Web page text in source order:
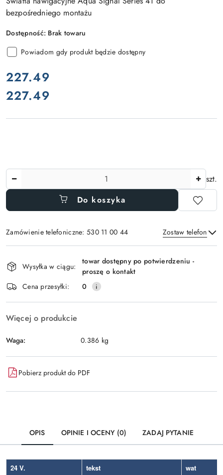
bezpośredniego montażu
Dostępność: Brak towaru
Powiadom gdy produkt będzie dostępny
cena:
227.49
Cena:
227.49
szt.
Do koszyka
Zamówienie telefoniczne: 530 11 00 44 Zostaw telefon
Wyślij
i
dostawa
Wysyłka w ciągu:
towar dostępny po potwierdzeniu -
proszę o kontakt
Cena przesyłki:
0
Więcej o produkcie
Waga: 0.386 kg
Pobierz produkt do PDF
OPIS OPINIE I OCENY (0) ZADAJ PYTANIE
24 V. tekst
wat